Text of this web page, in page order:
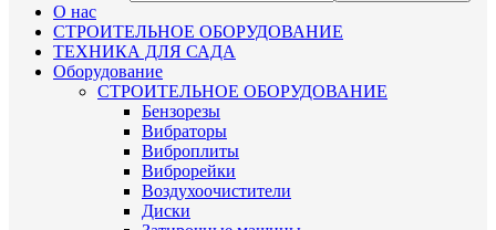
О нас
СТРОИТЕЛЬНОЕ ОБОРУДОВАНИЕ
ТЕХНИКА ДЛЯ САДА
Оборудование
СТРОИТЕЛЬНОЕ ОБОРУДОВАНИЕ
Бензорезы
Вибраторы
Виброплиты
Виброрейки
Воздухоочистители
Диски